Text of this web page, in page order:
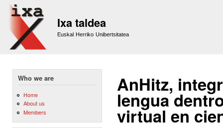
Ixa taldea
Euskal Herriko Unibertsitatea
Who we are
Home
About us
Members
AnHitz,
lengua
virtual en